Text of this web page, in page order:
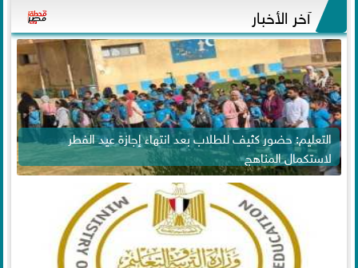
آخر الأخبار
التعليم: حضور كثيف للطلاب بعد انتهاء إجازة عيد الفطر
لاستكمال المناهج